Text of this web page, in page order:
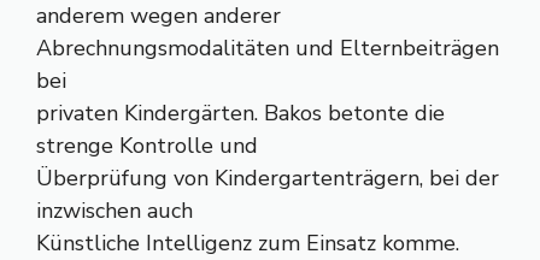
anderem wegen anderer
Abrechnungsmodalitäten und Elternbeiträgen
bei
privaten Kindergärten. Bakos betonte die
strenge Kontrolle und
Überprüfung von Kindergartenträgern, bei der
inzwischen auch
Künstliche Intelligenz zum Einsatz komme.